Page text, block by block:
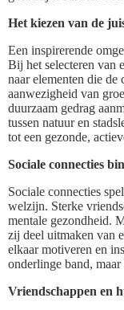
Het kiezen van de
Een inspirerende
Bij het selecteren van
naar elementen die
aanwezigheid van
duurzaam gedrag
tussen natuur en
tot een gezonde,
Sociale connecties
Sociale connecties
welzijn. Sterke
mentale gezondheid.
zij deel uitmaken van
elkaar motiveren en
onderlinge band,
Vriendschappen en